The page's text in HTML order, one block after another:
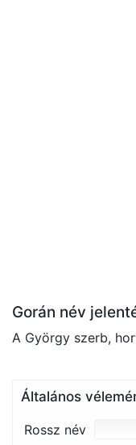
Gorán név
A György szerb,
Általános
Rossz név